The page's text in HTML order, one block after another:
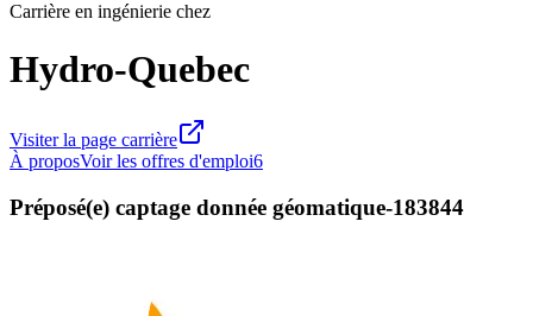
Carrière en ingénierie chez
Hydro-Quebec
Visiter la page carrière
À proposVoir les offres d'emploi6
Préposé(e) captage donnée géomatique-183844